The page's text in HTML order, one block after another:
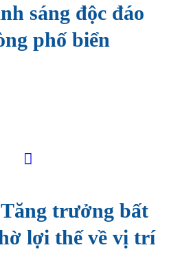
sáng độc đáo
phố biển
trưởng bất
lợi thế về vị trí